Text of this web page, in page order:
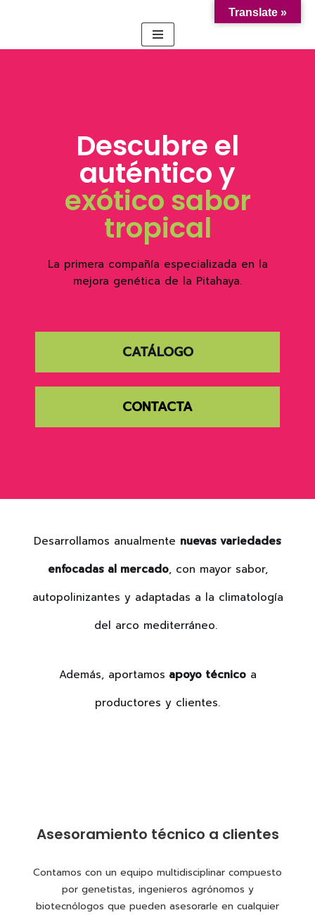
Descubre el
auténtico y
exótico sabor
tropical
La primera compañía especializada en la
mejora genética de la Pitahaya.
CATÁLOGO
CONTACTA
Desarrollamos anualmente nuevas variedades
enfocadas al mercado, con mayor sabor,
autopolinizantes y adaptadas a la climatología
del arco mediterráneo.
Además, aportamos apoyo técnicoa
productores y clientes.
Asesoramiento técnico a clientes
Contamos con un equipo multidisciplinar compuesto
por genetistas, ingenieros agrónomos y
biotecnólogos que pueden asesorarle en cualquier
Translate »